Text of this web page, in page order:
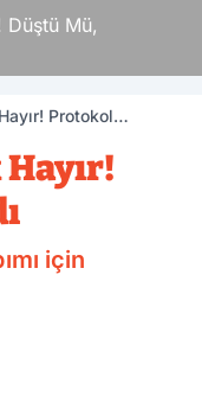
Mü,
Protokol
için